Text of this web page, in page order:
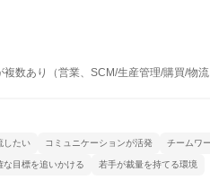
複数あり（営業、SCM/生産管理/購買/物流
したい コミュニケーションが活発 チームワ
な目標を追いかける 若手が裁量を持てる環境